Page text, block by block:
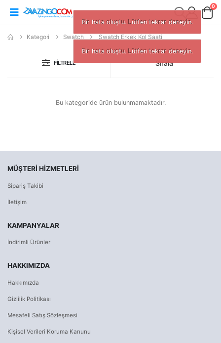
0
Kategori Swatch Swatch Erkek Kol Saati
FILTRELE Sırala
Bu kategoride ürün bulunmamaktadır.
MÜŞTERI HIZMETLERI
Sipariş Takibi
İletişim
KAMPANYALAR
İndirimli Ürünler
HAKKIMIZDA
Hakkımızda
Gizlilik Politikası
Mesafeli Satış Sözleşmesi
Kişisel Verileri Koruma Kanunu
Bir hata oluştu. Lütfen tekrar deneyin.
Bir hata oluştu. Lütfen tekrar deneyin.